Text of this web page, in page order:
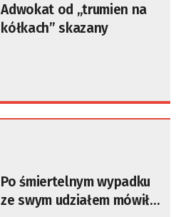
Adwokat od „trumien na
kółkach” skazany
Po śmiertelnym wypadku
ze swym udziałem mówił